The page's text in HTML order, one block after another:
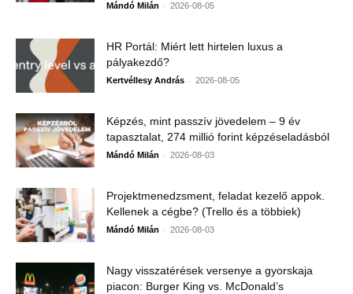
Mándó Milán - 2026-08-05
HR Portál: Miért lett hirtelen luxus a
pályakezdő?
Kertvéllesy András - 2026-08-05
Képzés, mint passzív jövedelem – 9 év
tapasztalat, 274 millió forint képzéseladásból
Mándó Milán - 2026-08-03
Projektmenedzsment, feladat kezelő appok.
Kellenek a cégbe? (Trello és a többiek)
Mándó Milán - 2026-08-03
Nagy visszatérések versenye a gyorskaja
piacon: Burger King vs. McDonald’s